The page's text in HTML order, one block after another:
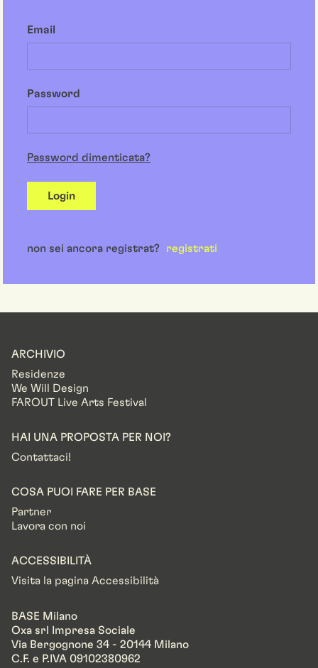
Email
Password
Password dimenticata?
Login
non sei ancora registrat? registrati
ARCHIVIO
Residenze
We Will Design
FAROUT Live Arts Festival
HAI UNA PROPOSTA PER NOI?
Contattaci!
COSA PUOI FARE PER BASE
Partner
Lavora con noi
ACCESSIBILITÀ
Visita la pagina Accessibilità
BASE Milano
Oxa srl Impresa Sociale
Via Bergognone 34 - 20144 Milano
C.F. e P.IVA 09102380962